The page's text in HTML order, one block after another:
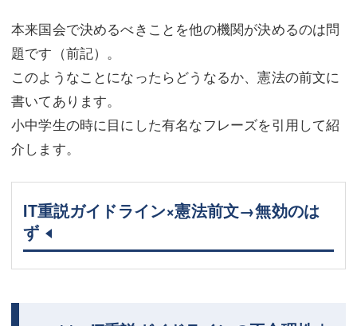
本来国会で決めるべきことを他の機関が決めるのは問
題です（前記）。
このようなことになったらどうなるか、憲法の前文に
書いてあります。
小中学生の時に目にした有名なフレーズを引用して紹
介します。
IT重説ガイドライン×憲法前文→無効のは
ず